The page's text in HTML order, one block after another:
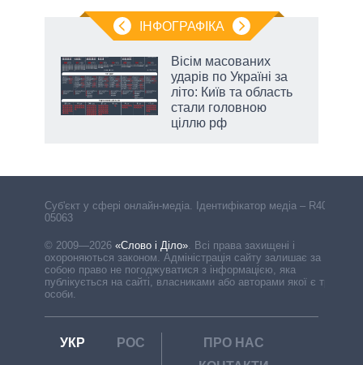
ІНФОГРАФІКА
Вісім масованих
ударів по Україні за
літо: Київ та область
стали головною
ціллю рф
Cуб'єкт у сфері онлайн-медіа. Ідентифікатор медіа – R40-
05063
© 2009—2026 «Слово і Діло». Всі права захищені і
охороняються законом. Адміністрація сайту залишає за
собою право не погоджуватися з інформацією, яка
публікується на сайті, власниками або авторами якої є треті
особи.
УКР РОС
ПРО НАС